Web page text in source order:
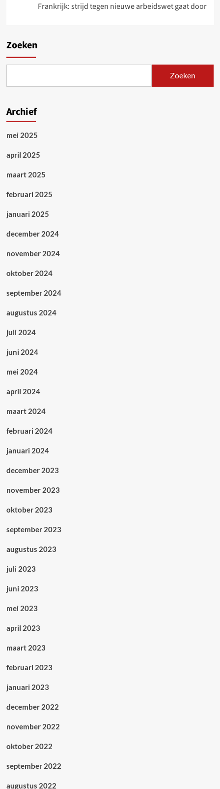
Frankrijk: strijd tegen nieuwe arbeidswet gaat door
Zoeken
Zoeken
Archief
mei 2025
april 2025
maart 2025
februari 2025
januari 2025
december 2024
november 2024
oktober 2024
september 2024
augustus 2024
juli 2024
juni 2024
mei 2024
april 2024
maart 2024
februari 2024
januari 2024
december 2023
november 2023
oktober 2023
september 2023
augustus 2023
juli 2023
juni 2023
mei 2023
april 2023
maart 2023
februari 2023
januari 2023
december 2022
november 2022
oktober 2022
september 2022
augustus 2022